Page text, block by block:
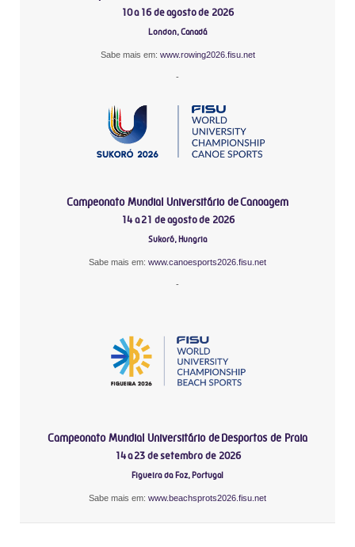
10 a 16 de agosto de 2026
London, Canadá
Sabe mais em: www.rowing2026.fisu.net
-
Campeonato Mundial Universitário de Canoagem
14 a 21 de agosto de 2026
Sukoró, Hungria
Sabe mais em: www.canoesports2026.fisu.net
-
Campeonato Mundial Universitário de Desportos de Praia
14 a 23 de setembro de 2026
Figueira da Foz, Portugal
Sabe mais em: www.beachsprots2026.fisu.net